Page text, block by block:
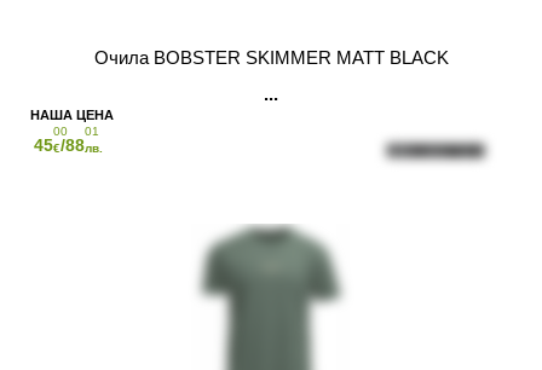
Очила BOBSTER SKIMMER MATT BLACK
45
00
€/88
01
лв.